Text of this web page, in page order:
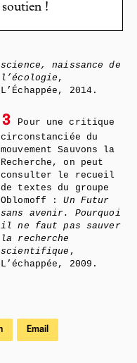
!
science, naissance de
l’écologie ,
L’Échappée, 2014.
3
Pour une critique
circonstanciée du
mouvement Sauvons la
Recherche, on peut
consulter le recueil
de textes du groupe
Oblomoff :Un Futur
sans avenir. Pourquoi
il ne faut pas sauver
la recherche
scientifique ,
L’échappée, 2009.
Email